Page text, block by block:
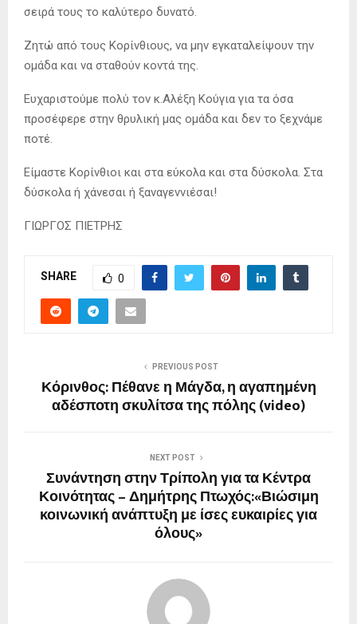
σειρά τους το καλύτερο δυνατό.
Ζητώ από τους Κορίνθιους, να μην εγκαταλείψουν την
ομάδα και να σταθούν κοντά της.
Ευχαριστούμε πολύ τον κ.Αλέξη Κούγια για τα όσα
προσέφερε στην θρυλική μας ομάδα και δεν το ξεχνάμε
ποτέ.
Είμαστε Κορίνθιοι και στα εύκολα και στα δύσκολα. Στα
δύσκολα ή χάνεσαι ή ξαναγεννιέσαι!
ΓΙΩΡΓΟΣ ΠΙΕΤΡΗΣ
SHARE 0
PREVIOUS POST
Κόρινθος: Πέθανε η Μάγδα, η αγαπημένη
αδέσποτη σκυλίτσα της πόλης (video)
NEXT POST
Συνάντηση στην Τρίπολη για τα Κέντρα
Κοινότητας – Δημήτρης Πτωχός:«Βιώσιμη
κοινωνική ανάπτυξη με ίσες ευκαιρίες για
όλους»